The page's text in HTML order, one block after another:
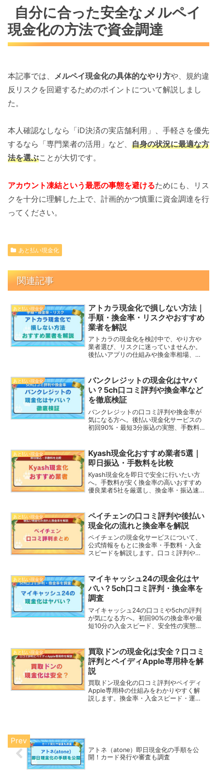
自分に合った安全なメルペイ
現金化の方法で資金調達
本記事では、 メルペイ現金化の具体的なやり方や、規約違
反リスクを回避するためのポイントについて解説しまし
た。
本人確認なしなら「iD決済の実店舗利用」、手軽さを優先
するなら「専門業者の活用」など、 自身の状況に最適な方
法を選ぶことが大切です。
アカウント凍結という最悪の事態を避けるためにも、リス
クを十分に理解した上で、計画的かつ慎重に資金調達を行
ってください。
あと払い現金化
関連記事
あと払い現金化
アトカラ現金化で損しない方法｜
手順・換金率・リスクやおすすめ
業者を解説
アトカラの現金化を検討中で、やり方や
業者選び、リスクに迷っていませんか。
後払いアプリの仕組みや換金率相場、優
が整理します。
あと払い現金化
バンクレジットの現金化はヤバ
い？5ch口コミ評判や換金率など
を徹底検証
バンクレジットの口コミ評判や換金率が
気になる方へ。後払い現金化サービスの
初回90%・最短3分振込の実態、手数料や
あと払い現金化
Kyash現金化おすすめ業者5選｜
即日振込・手数料を比較
Kyash現金化を即日で安全に行いたい方
へ。手数料が安く換金率の高いおすすめ
優良業者5社を厳選し、換金率・振込速度
あと払い現金化
ペイチェンの口コミ評判や後払い
現金化の流れと換金率を解説
ペイチェンの現金化サービスについて、
公式情報をもとに換金率・手数料・入金
スピードを解説します。口コミ評判やメ
あと払い現金化
マイキャッシュ24の現金化はヤ
バい？5ch口コミ評判・換金率を
調査
マイキャッシュ24の口コミや5chの評判
が気になる方へ。初回90%の換金率や最
短10分の入金スピード、安全性の実態を
す。
あと払い現金化
買取ドンの現金化は安全？口コミ
評判とペイディApple専用枠を解
説
買取ドン現金化の口コミ評判やペイディ
Apple専用枠の仕組みをわかりやすく解
説します。換金率・入金スピード・運営
アトネ（atone）即日現金化の手順を公
開！カード発行や審査も調査